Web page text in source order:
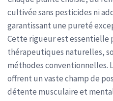
cultivée sans pesticides ni
garantissant une pureté
Cette rigueur est essentielle
thérapeutiques naturelles,
méthodes conventionnelles.
offrent un vaste champ de
détente musculaire et